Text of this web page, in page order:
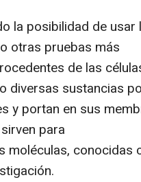
la posibilidad de usar
otras pruebas más
de las
diversas sustancias
y portan en sus
para
moléculas, conocidas